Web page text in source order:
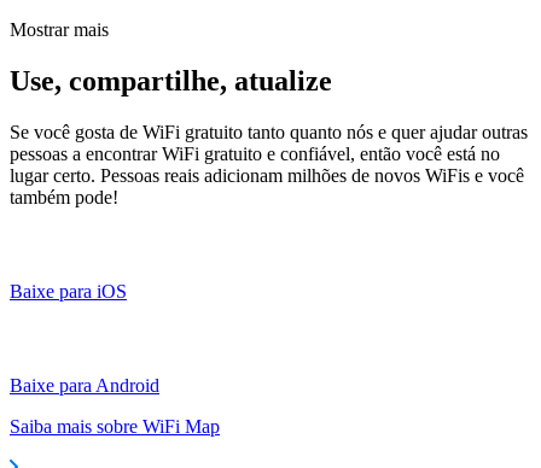
Mostrar mais
Use, compartilhe, atualize
Se você gosta de WiFi gratuito tanto quanto nós e quer ajudar outras
pessoas a encontrar WiFi gratuito e confiável, então você está no
lugar certo. Pessoas reais adicionam milhões de novos WiFis e você
também pode!
Baixe para iOS
Baixe para Android
Saiba mais sobre WiFi Map